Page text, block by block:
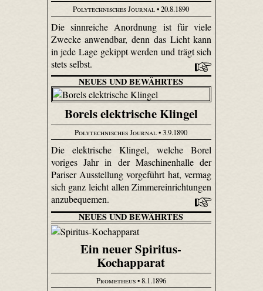
Polytechnisches Journal• 20.8.1890
Die sinnreiche Anordnung ist für viele
Zwecke anwendbar, denn das Licht kann
in jede Lage gekippt werden und trägt sich
stets selbst.
NEUES UND BEWÄHRTES
Borels elektrische Klingel
Polytechnisches Journal• 3.9.1890
Die elektrische Klingel, welche Borel
voriges Jahr in der Maschinenhalle der
Pariser Ausstellung vorgeführt hat, vermag
sich ganz leicht allen Zimmereinrichtungen
anzubequemen.
NEUES UND BEWÄHRTES
Ein neuer Spiritus-
Kochapparat
Prometheus• 8.1.1896